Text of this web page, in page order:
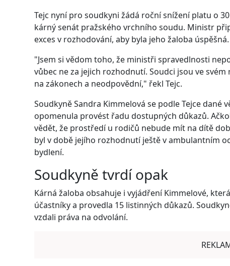
Tejc nyní pro soudkyni žádá roční snížení platu o
kárný senát pražského vrchního soudu. Ministr
exces v rozhodování, aby byla jeho žaloba úspěšná.
"Jsem si vědom toho, že ministři spravedlnosti
vůbec ne za jejich rozhodnutí. Soudci jsou ve
na zákonech a neodpovědní," řekl Tejc.
Soudkyně Sandra Kimmelová se podle Tejce dané
opomenula provést řadu dostupných důkazů.
vědět, že prostředí u rodičů nebude mít na dítě
byl v době jejího rozhodnutí ještě v ambulantním
bydlení.
Soudkyně tvrdí opak
Kárná žaloba obsahuje i vyjádření Kimmelové,
účastníky a provedla 15 listinných důkazů.
vzdali práva na odvolání.